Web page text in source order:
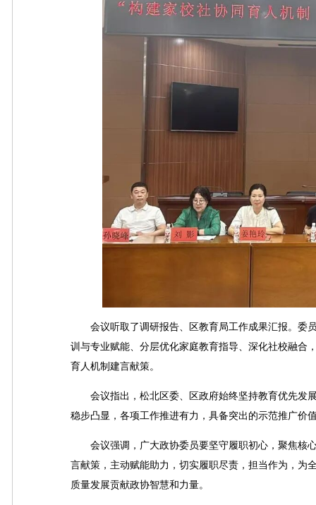
会议听取了调研报告、区教育局工作成果汇报。委
训与专业赋能、分层优化家庭教育指导、深化社校融合
育人机制建言献策。
会议指出，松北区委、区政府始终坚持教育优先发
稳步凸显，各项工作推进有力，具备突出的示范推广价
会议强调，广大政协委员要坚守履职初心，聚焦核
言献策，主动赋能助力，切实履职尽责，担当作为，为
质量发展贡献政协智慧和力量。